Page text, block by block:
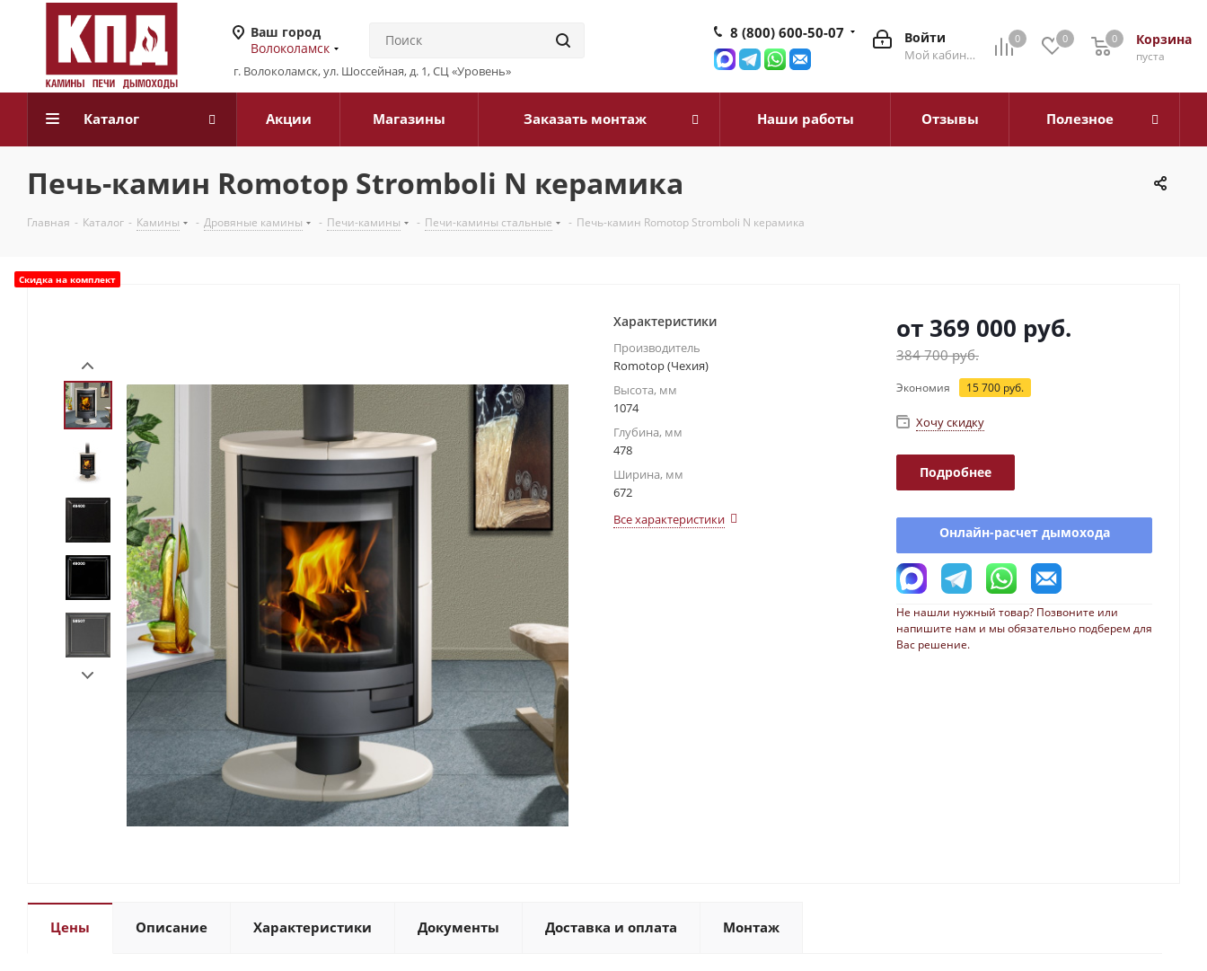
Ваш город
Волоколамск
г. Волоколамск, ул. Шоссейная, д. 1, СЦ «Уровень»
0 0 Корзина
0
пуста
0
Войти
Мой кабинет
8 (800) 600-50-07
Каталог Акции Магазины Заказать монтаж Наши работы Отзывы Полезное
Печь-камин Romotop Stromboli N керамика
Главная - Каталог - Камины - Дровяные камины - Печи-камины - Печи-камины стальные - Печь-камин Romotop Stromboli N керамика
Скидка на комплект
Характеристики
Производитель
Romotop (Чехия)
Высота, мм
1074
Глубина, мм
478
Ширина, мм
672
Все характеристики
от 369 000 руб.
384 700 руб.
Экономия 15 700 руб.
Хочу скидку
Подробнее
Онлайн-расчет дымохода
Не нашли нужный товар? Позвоните или
напишите нам и мы обязательно подберем для
Вас решение.
Цены Описание Характеристики Документы Доставка и оплата Монтаж